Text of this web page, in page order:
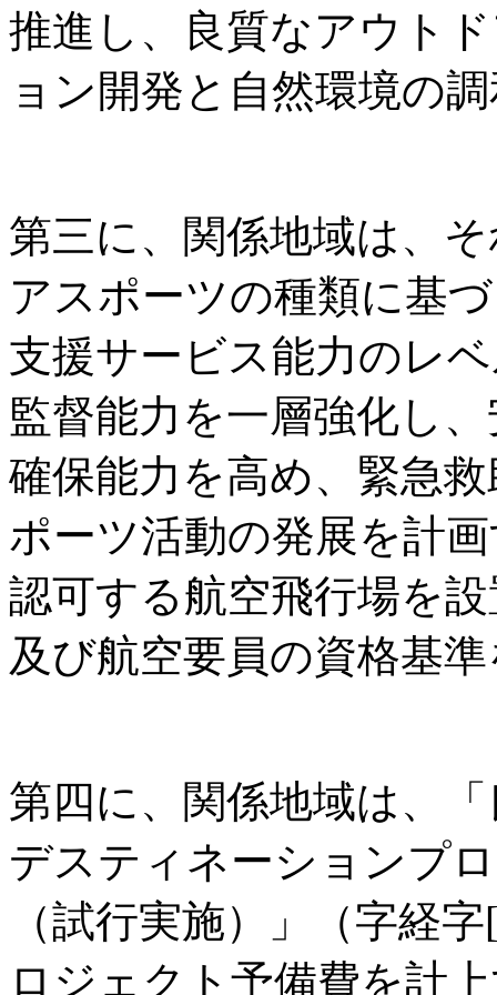
推進し、良質なアウト
ョン開発と自然環境の
第三に、関係地域は、
アスポーツの種類に基
支援サービス能力のレ
監督能力を一層強化し
確保能力を高め、緊急
ポーツ活動の発展を計
認可する航空飛行場を
及び航空要員の資格基
第四に、関係地域は、
デスティネーションプ
（試行実施）」（字経
ロジェクト予備費を計